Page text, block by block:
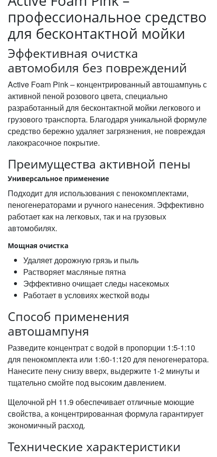
профессиональное средство
для бесконтактной мойки
Эффективная очистка
автомобиля без повреждений
Active Foam Pink – концентрированный автошампунь с
активной пеной розового цвета, специально
разработанный для бесконтактной мойки легкового и
грузового транспорта. Благодаря уникальной формуле
средство бережно удаляет загрязнения, не повреждая
лакокрасочное покрытие.
Преимущества активной пены
Универсальное применение
Подходит для использования с пенокомплектами,
пеногенераторами и ручного нанесения. Эффективно
работает как на легковых, так и на грузовых
автомобилях.
Мощная очистка
Удаляет дорожную грязь и пыль
Растворяет масляные пятна
Эффективно очищает следы насекомых
Работает в условиях жесткой воды
Способ применения
автошампуня
Разведите концентрат с водой в пропорции 1:5-1:10
для пенокомплекта или 1:60-1:120 для пеногенератора.
Нанесите пену снизу вверх, выдержите 1-2 минуты и
тщательно смойте под высоким давлением.
Щелочной pH 11.9 обеспечивает отличные моющие
свойства, а концентрированная формула гарантирует
экономичный расход.
Технические характеристики